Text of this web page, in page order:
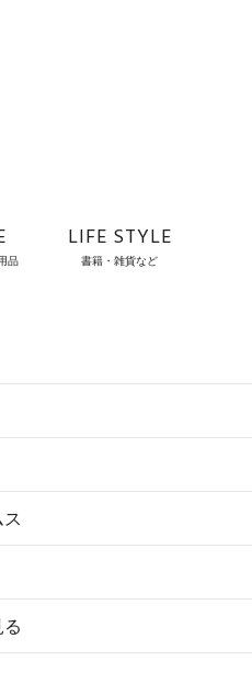
品
LIFE STYLE
書籍・雑貨など